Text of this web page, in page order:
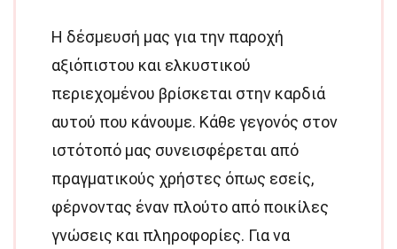
Η δέσμευσή μας για την παροχή
αξιόπιστου και ελκυστικού
περιεχομένου βρίσκεται στην καρδιά
αυτού που κάνουμε. Κάθε γεγονός στον
ιστότοπό μας συνεισφέρεται από
πραγματικούς χρήστες όπως εσείς,
φέρνοντας έναν πλούτο από ποικίλες
γνώσεις και πληροφορίες. Για να